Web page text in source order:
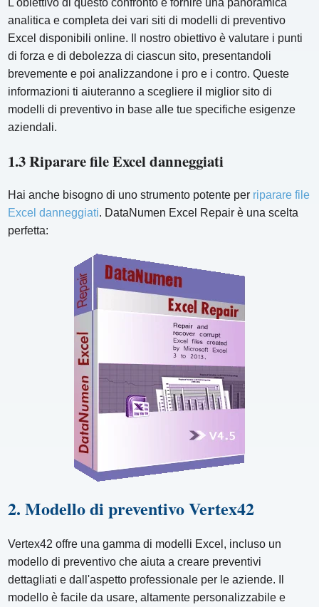
L'obiettivo di questo confronto è fornire una panoramica
analitica e completa dei vari siti di modelli di preventivo
Excel disponibili online. Il nostro obiettivo è valutare i punti
di forza e di debolezza di ciascun sito, presentandoli
brevemente e poi analizzandone i pro e i contro. Queste
informazioni ti aiuteranno a scegliere il miglior sito di
modelli di preventivo in base alle tue specifiche esigenze
aziendali.
1.3 Riparare file Excel danneggiati
Hai anche bisogno di uno strumento potente per riparare file
Excel danneggiati. DataNumen Excel Repair è una scelta
perfetta:
2. Modello di preventivo Vertex42
Vertex42 offre una gamma di modelli Excel, incluso un
modello di preventivo che aiuta a creare preventivi
dettagliati e dall'aspetto professionale per le aziende. Il
modello è facile da usare, altamente personalizzabile e